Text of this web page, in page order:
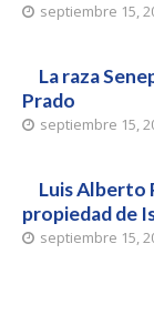
septiembre 15,
La raza
Prado
septiembre 15,
Luis Alberto
propiedad de
septiembre 15,